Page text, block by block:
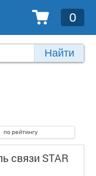
0
Найти
по рейтингу
связи STAR